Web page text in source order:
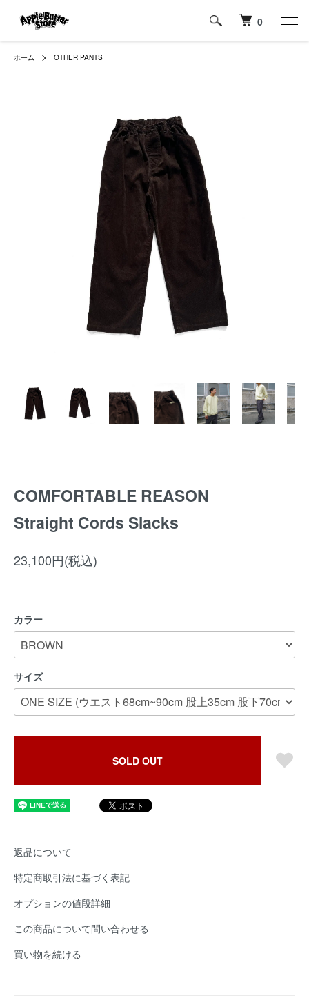
0
ホーム OTHER PANTS
COMFORTABLE REASON
Straight Cords Slacks
23,100円(税込)
カラー
サイズ
SOLD OUT
返品について
特定商取引法に基づく表記
オプションの値段詳細
この商品について問い合わせる
買い物を続ける